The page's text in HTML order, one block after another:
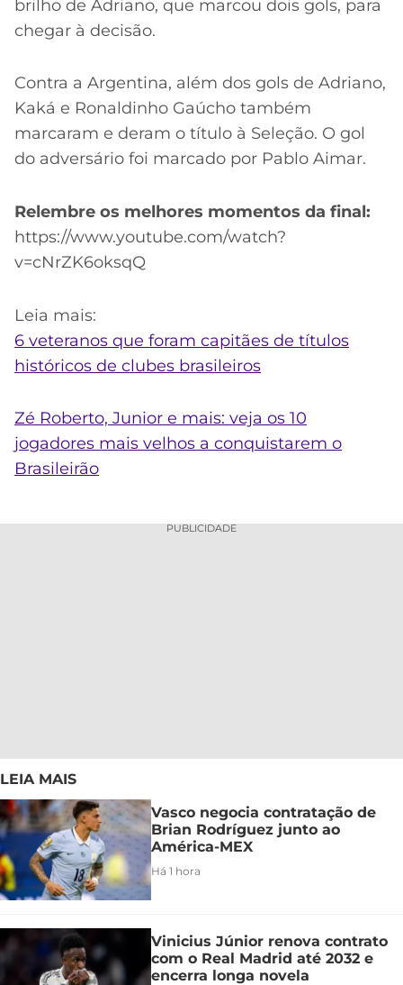
brilho de Adriano, que marcou dois gols, para
chegar à decisão.
Contra a Argentina, além dos gols de Adriano,
Kaká e Ronaldinho Gaúcho também
marcaram e deram o título à Seleção. O gol
do adversário foi marcado por Pablo Aimar.
Relembre os melhores momentos da final:
https://www.youtube.com/watch?
v=cNrZK6oksqQ
Leia mais:
6 veteranos que foram capitães de títulos
históricos de clubes brasileiros
Zé Roberto, Junior e mais: veja os 10
jogadores mais velhos a conquistarem o
Brasileirão
PUBLICIDADE
LEIA MAIS
Vasco negocia contratação de
Brian Rodríguez junto ao
América-MEX
Há 1 hora
Vinicius Júnior renova contrato
com o Real Madrid até 2032 e
encerra longa novela